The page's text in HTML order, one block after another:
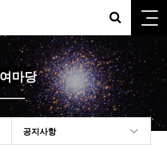
마당
공지사항